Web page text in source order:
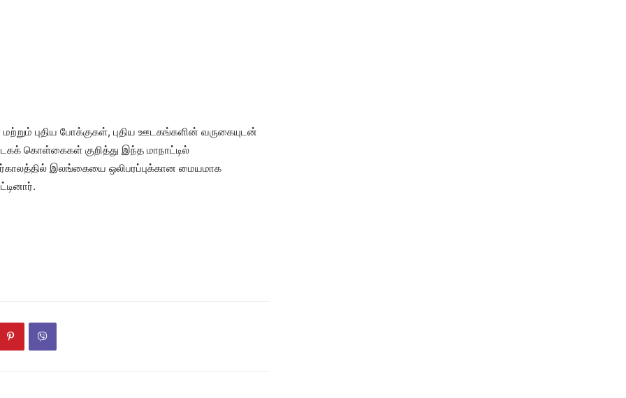
புதிய போக்குகள், புதிய ஊடகங்களின் வருகையுடன்
கொள்கைகள் குறித்து இந்த மாநாட்டில்
இலங்கையை ஒலிபரப்புக்கான மையமாக